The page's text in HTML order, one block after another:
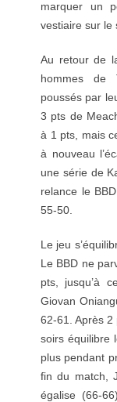
marquer un
vestiaire sur le
Au retour de
hommes de
poussés par
3 pts de
à 1 pts, mais
à nouveau
une série de
relance le
55-50.
Le jeu
Le BBD ne
pts, jusqu’à
Giovan
62-61. Après
soirs équilibre
plus pendant
fin du match,
égalise (66-